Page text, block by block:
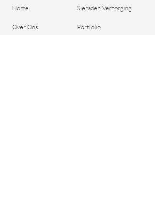
Home
Over Ons
Sieraden Verzorging
Portfolio